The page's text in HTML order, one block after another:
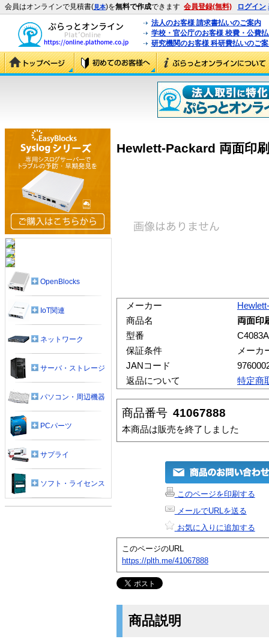
会員はオンラインで見積書(見本)を無料で作成できます 会員登録(無料) ログイン
法人のお客様 請求書払いのご案内
学校・官公庁のお客様 校費・公費
研究機関のお客様 科研費払いのご
Hewlett-Packard 両面印
メーカー
商品名
両面印
型番
C4083A
保証条件
メーカ
JANコード
返品について
特定商
商品番号 41067888
本商品は販売を終了しました
このページを印刷する
メールでURLを送る
お気に入りに追加する
このページのURL
https://plth.me/41067888
商品説明
OpenBlocks
IoT関連
ネットワーク
サーバ・ストレージ
パソコン・周辺機器
PCパーツ
サプライ
ソフト・ライセンス